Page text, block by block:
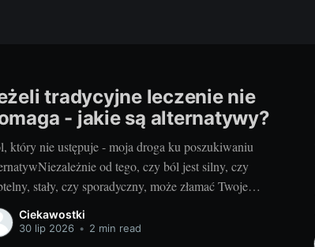
tradycyjne leczenie nie
- jakie są alternatywy?
który nie ustępuje - moja droga ku poszukiwaniu
od tego, czy ból jest silny, czy
stały, czy sporadyczny, może złamać Twoje
i znacząco wpłynąć na codzienne
Leczenie zawsze zaczynamy od metody
Ciekawostki
30 lip 2026 • 2 min read